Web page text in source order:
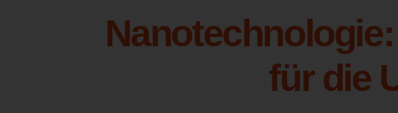
für die